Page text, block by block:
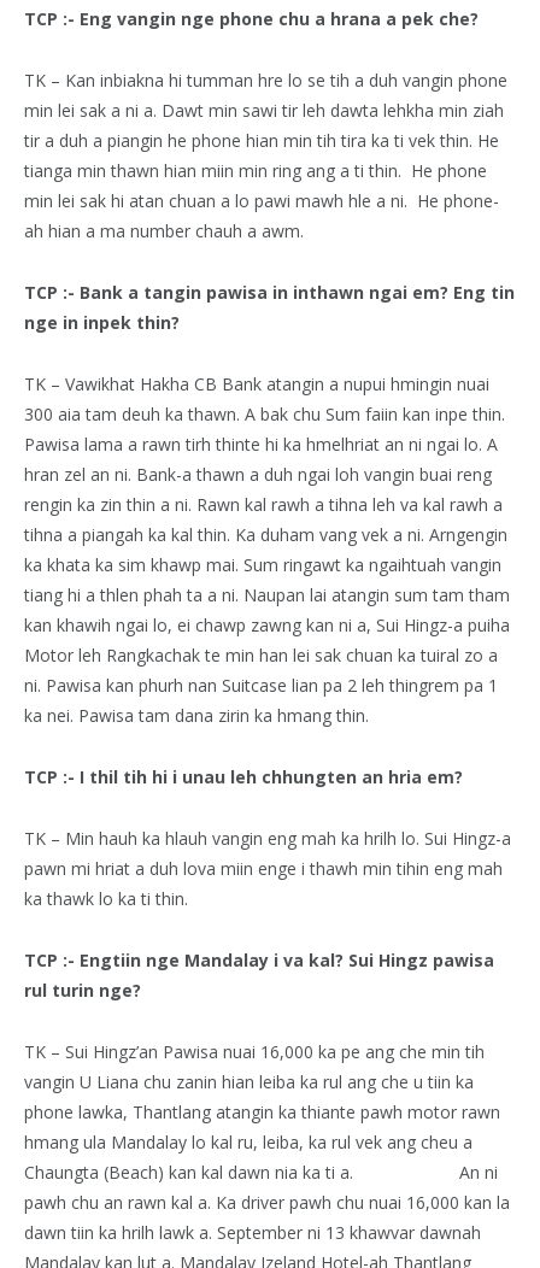
TCP :- Eng vangin nge phone chu a hrana a pek che?
TK – Kan inbiakna hi tumman hre lo se tih a duh vangin phone
min lei sak a ni a. Dawt min sawi tir leh dawta lehkha min ziah
tir a duh a piangin he phone hian min tih tira ka ti vek thin. He
tianga min thawn hian miin min ring ang a ti thin. He phone
min lei sak hi atan chuan a lo pawi mawh hle a ni. He phone-
ah hian a ma number chauh a awm.
TCP :- Bank a tangin pawisa in inthawn ngai em? Eng tin
nge in inpek thin?
TK – Vawikhat Hakha CB Bank atangin a nupui hmingin nuai
300 aia tam deuh ka thawn. A bak chu Sum faiin kan inpe thin.
Pawisa lama a rawn tirh thinte hi ka hmelhriat an ni ngai lo. A
hran zel an ni. Bank-a thawn a duh ngai loh vangin buai reng
rengin ka zin thin a ni. Rawn kal rawh a tihna leh va kal rawh a
tihna a piangah ka kal thin. Ka duham vang vek a ni. Arngengin
ka khata ka sim khawp mai. Sum ringawt ka ngaihtuah vangin
tiang hi a thlen phah ta a ni. Naupan lai atangin sum tam tham
kan khawih ngai lo, ei chawp zawng kan ni a, Sui Hingz-a puiha
Motor leh Rangkachak te min han lei sak chuan ka tuiral zo a
ni. Pawisa kan phurh nan Suitcase lian pa 2 leh thingrem pa 1
ka nei. Pawisa tam dana zirin ka hmang thin.
TCP :- I thil tih hi i unau leh chhungten an hria em?
TK – Min hauh ka hlauh vangin eng mah ka hrilh lo. Sui Hingz-a
pawn mi hriat a duh lova miin enge i thawh min tihin eng mah
ka thawk lo ka ti thin.
TCP :- Engtiin nge Mandalay i va kal? Sui Hingz pawisa
rul turin nge?
TK – Sui Hingz’an Pawisa nuai 16,000 ka pe ang che min tih
vangin U Liana chu zanin hian leiba ka rul ang che u tiin ka
phone lawka, Thantlang atangin ka thiante pawh motor rawn
hmang ula Mandalay lo kal ru, leiba, ka rul vek ang cheu a
Chaungta (Beach) kan kal dawn nia ka ti a. An ni
pawh chu an rawn kal a. Ka driver pawh chu nuai 16,000 kan la
dawn tiin ka hrilh lawk a. September ni 13 khawvar dawnah
Mandalay kan lut a. Mandalay Izeland Hotel-ah Thantlang